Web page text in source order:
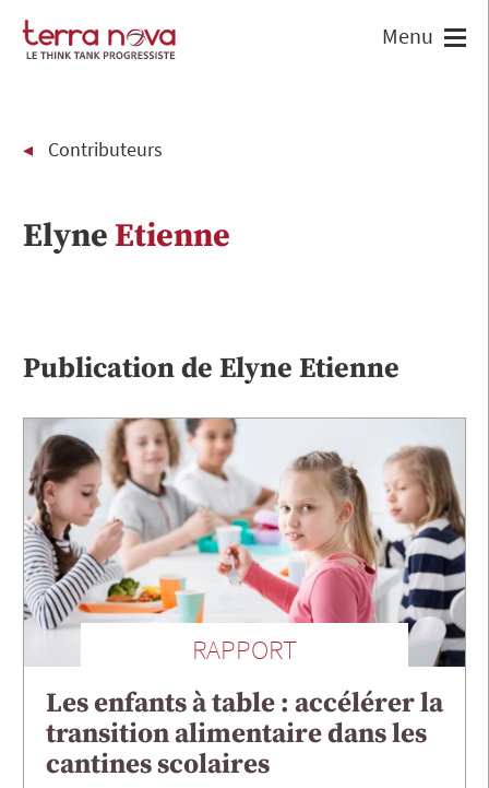
Contributeurs
Elyne Etienne
Publication de Elyne Etienne
RAPPORT
Les enfants à table : accélérer la
transition alimentaire dans les
cantines scolaires